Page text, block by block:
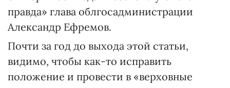
правда» глава облгосадминистрации
Александр Ефремов.
Почти за год до выхода этой статьи,
видимо, чтобы как-то исправить
положение и провести в «верховные